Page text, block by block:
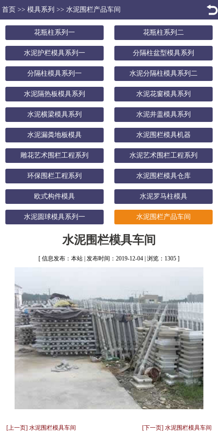
首页 >> 模具系列 >> 水泥围栏产品车间
花瓶柱系列一 花瓶柱系列二
水泥护栏模具系列一 分隔柱盆型模具系列
分隔柱模具系列一 水泥分隔柱模具系列二
水泥隔热板模具系列 水泥花窗模具系列
水泥横梁模具系列 水泥井盖模具系列
水泥漏粪地板模具 水泥围栏模具机器
雕花艺术围栏工程系列 水泥艺术围栏工程系列
环保围栏工程系列 水泥围栏模具仓库
欧式构件模具 水泥罗马柱模具
水泥圆球模具系列一 水泥围栏产品车间
水泥围栏模具车间
[ 信息发布：本站 | 发布时间：2019-12-04 | 浏览：1305 ]
[上一页] 水泥围栏模具车间 [下一页] 水泥围栏模具车间